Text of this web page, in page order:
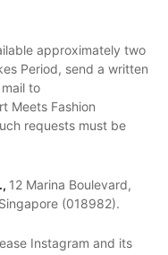
approximately two
Period, send a written
to
Meets Fashion
requests must be
12 Marina Boulevard,
(018982).
Instagram and its